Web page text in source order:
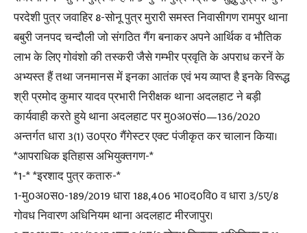
परदेशी पुत्र जवाहिर 8-सोनू पुत्र मुरारी समस्त निवासीगण रामपुर थाना
बबुरी जनपद चन्दौली जो संगठित गैंग बनाकर अपने आर्थिक व भौतिक
लाभ के लिए गोवंशो की तस्करी जैसे गम्भीर प्रवृति के अपराध करनें के
अभ्यस्त हैं तथा जनमानस में इनका आतंक एवं भय व्याप्त है इनके विरूद्ध
श्री प्रमोद कुमार यादव प्रभारी निरीक्षक थाना अदलहाट ने बड़ी
कार्यवाही करते हुये थाना अदलहाट पर मु0अ0सं0—136/2020
अन्तर्गत धारा 3(1) उ0प्र0 गैंगेस्टर एक्ट पंजीकृत कर चालान किया।
*आपराधिक इतिहास अभियुक्तगण-*
*1-* *इरशाद पुत्र कतारु-*
1-मु0अ0स0-189/2019 धारा 188,406 भा0द0वि0 व धारा 3/5ए/8
गोवध निवारण अधिनियम थाना अदलहाट मीरजापुर।